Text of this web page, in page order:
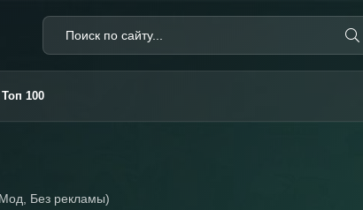
Топ 100
Без рекламы)